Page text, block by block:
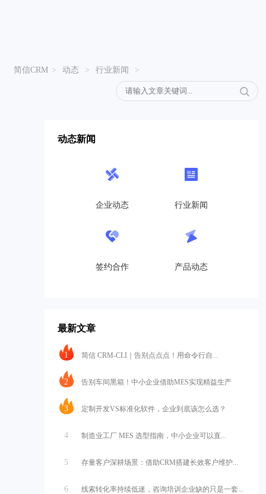
简信CRM > 动态 > 行业新闻 >
动态新闻
企业动态 行业新闻
签约合作 产品动态
最新文章
1 简信 CRM-CLI｜告别点点点！用命令行自...
2 告别车间黑箱！中小企业借助MES实现精益生产
3 定制开发VS标准化软件，企业到底该怎么选？
4 制造业工厂 MES 选型指南，中小企业可以直...
5 存量客户深耕场景：借助CRM搭建长效客户维护...
6 线索转化率持续低迷，咨询培训企业缺的只是一套...